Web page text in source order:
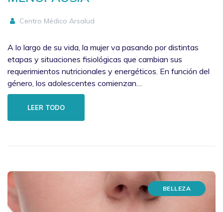
Centro Médico Arsalud
A lo largo de su vida, la mujer va pasando por distintas
etapas y situaciones fisiológicas que cambian sus
requerimientos nutricionales y energéticos. En función del
género, los adolescentes comienzan…
LEER TODO
BELLEZA